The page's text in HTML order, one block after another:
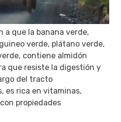
a que la banana verde,
verde, plátano verde,
contiene almidón
que resiste la digestión y
del tracto
es rica en vitaminas,
propiedades